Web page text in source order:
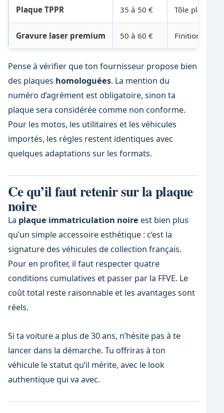
Plaque TPPR 35 à 50 € Tôle
Gravure laser premium 50 à 60 € Finition haut
Pense à vérifier que ton fournisseur propose bien
des plaques homologuées. La mention du
numéro d’agrément est obligatoire, sinon ta
plaque sera considérée comme non conforme.
Pour les motos, les utilitaires et les véhicules
importés, les règles restent identiques avec
quelques adaptations sur les formats.
Ce qu’il faut retenir sur la plaque
noire
La plaque immatriculation noire est bien plus
qu’un simple accessoire esthétique : c’est la
signature des véhicules de collection français.
Pour en profiter, il faut respecter quatre
conditions cumulatives et passer par la FFVE. Le
coût total reste raisonnable et les avantages sont
réels.
Si ta voiture a plus de 30 ans, n’hésite pas à te
lancer dans la démarche. Tu offriras à ton
véhicule le statut qu’il mérite, avec le look
authentique qui va avec.